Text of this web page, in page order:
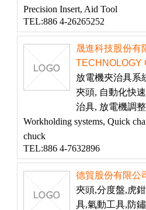
Precision Insert, Aid Tool
TEL:886 4-26265252
晟進科技股份有
TECHNOLOGY
放電機夾治具系
夾頭, 自動化快
治具, 放電機調
Workholding systems, Quick
chuck
TEL:886 4-7632896
德貿股份有限公
夾頭,分度盤,虎
具,氣動工具,防